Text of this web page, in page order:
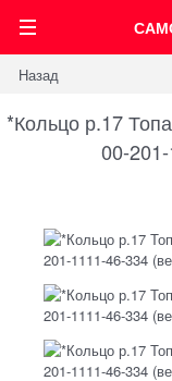
Назад
*Кольцо р.17
00-